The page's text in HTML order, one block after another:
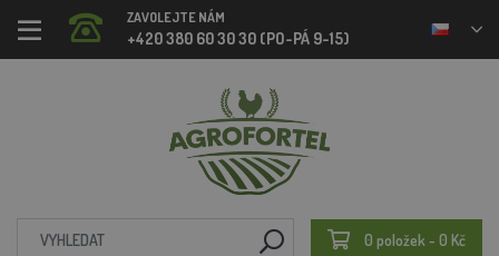
ZAVOLEJTE NÁM
+420 380 60 30 30 (PO-PÁ 9-15)
0 položek - 0 Kč